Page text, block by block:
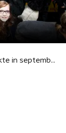
NS verwacht recorddrukte in september